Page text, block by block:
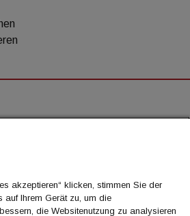
akzeptieren“ klicken, stimmen Sie der
Ihrem Gerät zu, um die
die Websitenutzung zu analysieren